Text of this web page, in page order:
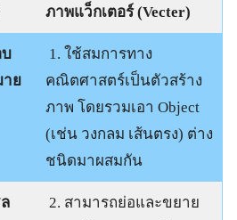
ภาพแว็กเตอร์ (Vecter)
ย
1. ใช้สมการทาง
คณิตศาสตร์เป็นตัวสร้าง
ภาพ โดยรวมเอา Object
(เช่น วงกลม เส้นตรง) ต่าง
ชนิดมาผสมกัน
2. สามารถย่อและขยาย